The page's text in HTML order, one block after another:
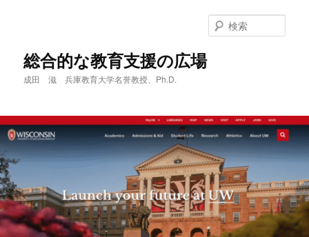
へ
移
動
総合的な教育支援の広場
成田 滋 兵庫教育大学名誉教授、Ph.D.
索